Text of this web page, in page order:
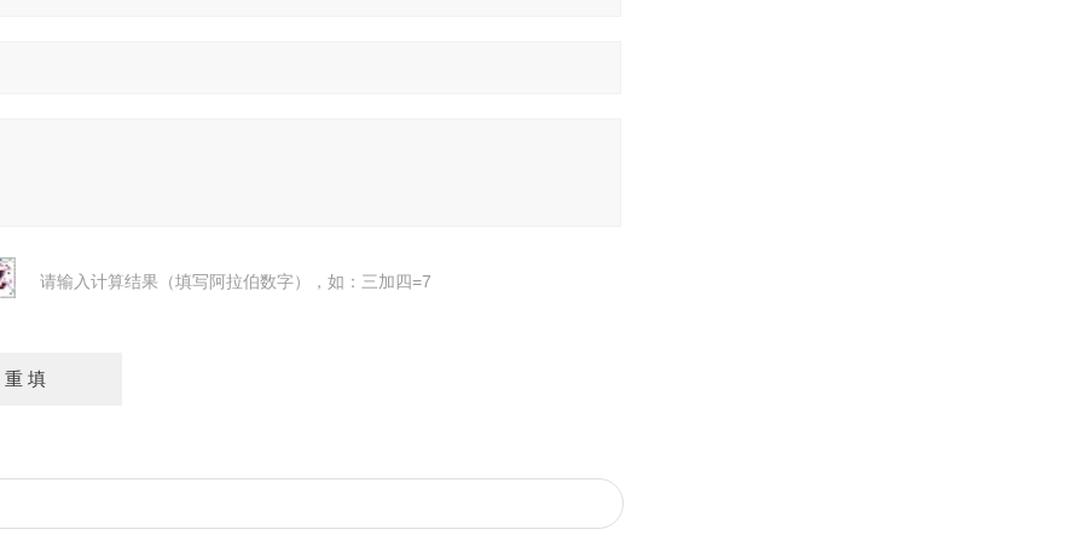
请输入计算结果（填写阿拉伯数字），如：三加四=7